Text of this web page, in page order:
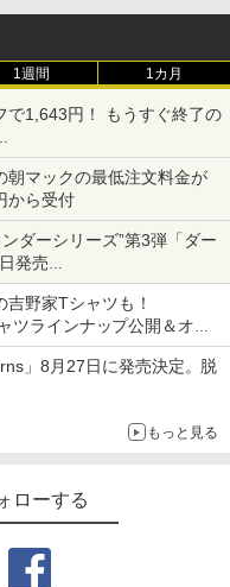
1週間 1カ月
で1,643円！ もうすぐ終了の
景版」が67%オフで990円
朝マックの最低注文料金が
から受付
ダーシリーズ”第3弾「ダー
発売
用した超大型チーズバーガー
野家Tシャツも！
ツラインナップ公開＆オン
」8月27日に発売決定。脱
もっと見る
ローする